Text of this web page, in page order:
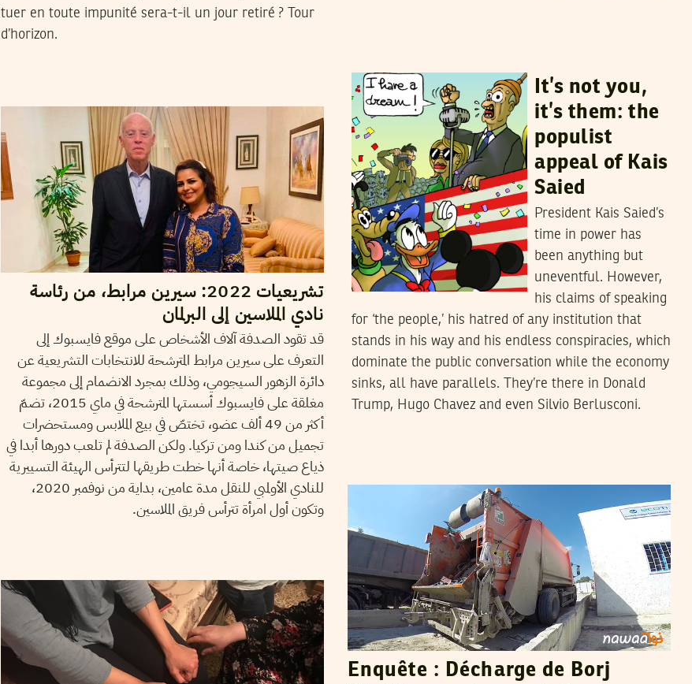
tuer en toute impunité sera-t-il un jour retiré ? Tour
d’horizon.
It’s not you,
it’s them: the
populist
appeal of Kais
Saied
President Kais Saied’s
time in power has
been anything but
uneventful. However,
his claims of speaking
for ‘the people,’ his hatred of any institution that
stands in his way and his endless conspiracies, which
dominate the public conversation while the economy
sinks, all have parallels. They’re there in Donald
Trump, Hugo Chavez and even Silvio Berlusconi.
تشريعيات 2022: سيرين مرابط، من رئاسة
نادي الملاسين إلى البرلمان
قد تقود الصدفة آلاف الأشخاص على موقع فايسبوك إلى
التعرف على سيرين مرابط المترشحة للانتخابات التشريعية عن
دائرة الزهور السيجومي، وذلك بمجرد الانضمام إلى مجموعة
مغلقة على فايسبوك أسستها المترشحة في ماي 2015، تضمّ
أكثر من 49 ألف عضو، تختصّ في بيع الملابس ومستحضرات
تجميل من كندا ومن تركيا. ولكن الصدفة لم تلعب دورها أبدا في
ذياع صيتها، خاصة أنها خطت طريقها لتترأس الهيئة التسييرية
للنادي الأولمبي للنقل مدة عامين، بداية من نوفمبر 2020،
وتكون أول امرأة تترأس فريق الملاسين.
Enquête : Décharge de Borj